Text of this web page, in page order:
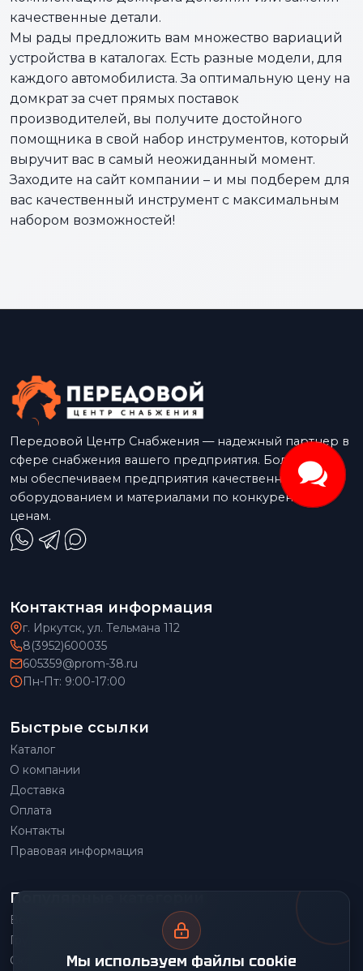
качественные детали.
Мы рады предложить вам множество вариаций
устройства в каталогах. Есть разные модели, для
каждого автомобилиста. За оптимальную цену на
домкрат за счет прямых поставок
производителей, вы получите достойного
помощника в свой набор инструментов, который
выручит вас в самый неожиданный момент.
Заходите на сайт компании – и мы подберем для
вас качественный инструмент с максимальным
набором возможностей!
Мы используем файлы cookie
Передовой Центр Снабжения — надежный партнер в
сфере снабжения вашего предприятия. Более 15 лет
мы обеспечиваем предприятия качественным
оборудованием и материалами по конкурентным
ценам.
Контактная информация
г. Иркутск, ул. Тельмана 112
8(3952)600035
605359@prom-38.ru
Пн-Пт: 9:00-17:00
Быстрые ссылки
Каталог
О компании
Доставка
Оплата
Контакты
Правовая информация
Популярные категории
Весовое оборудование
Грузоподъемное оборудование
Складское оборудование